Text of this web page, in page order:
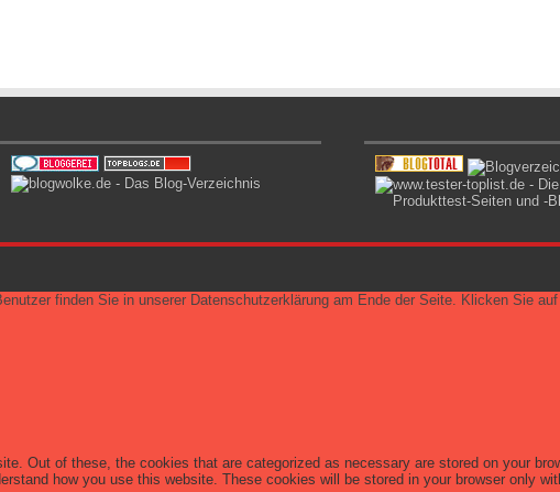
finden Sie in unserer Datenschutzerklärung am Ende der Seite. Klicken Sie
Out of these, the cookies that are categorized as necessary are stored on your
how you use this website. These cookies will be stored in your browser only